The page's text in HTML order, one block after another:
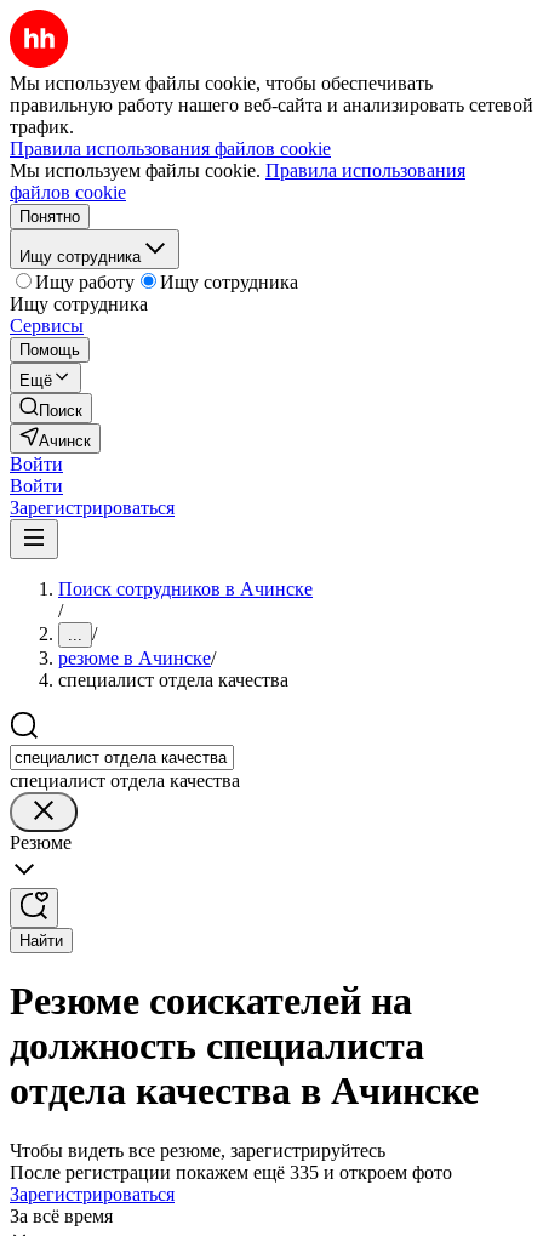
Мы используем файлы cookie, чтобы обеспечивать
правильную работу нашего веб-сайта и анализировать сетевой
трафик.
Правила использования файлов cookie
Мы используем файлы cookie. Правила использования
файлов cookie
Понятно
Ищу сотрудника
Ищу работу
Ищу сотрудника
Ищу сотрудника
Сервисы
Помощь
Ещё
Поиск
Ачинск
Войти
Войти
Зарегистрироваться
Поиск сотрудников в Ачинске
/
... /
резюме в Ачинске/
специалист отдела качества
специалист отдела качества
Резюме
Найти
Резюме соискателей на
должность специалиста
отдела качества в Ачинске
Чтобы видеть все резюме, зарегистрируйтесь
После регистрации покажем ещё 335 и откроем фото
Зарегистрироваться
За всё время